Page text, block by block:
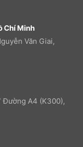
Chí Minh
Văn Giai,
Đường A4 (K300),